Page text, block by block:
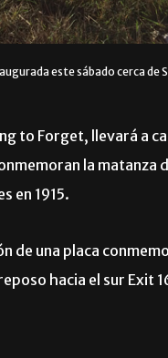
este sábado cerca de
to Forget, llevará a
la matanza
en 1915.
de una placa
hacia el sur Exit